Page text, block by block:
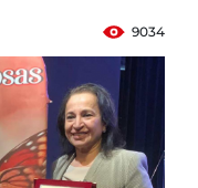
9034